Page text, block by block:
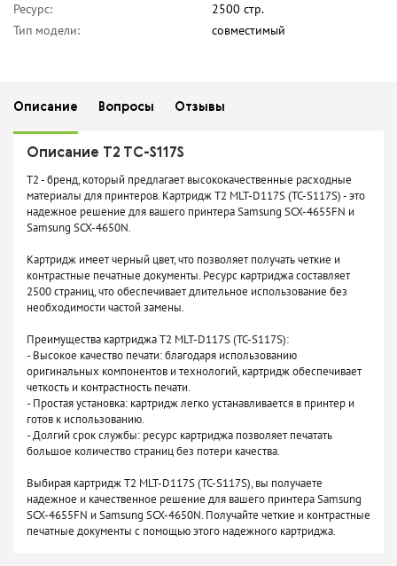
Ресурс:
2500 стр.
Тип модели:
совместимый
Описание Вопросы Отзывы
Описание T2 TC-S117S
T2 - бренд, который предлагает высококачественные расходные
материалы для принтеров. Картридж T2 MLT-D117S (TC-S117S) - это
надежное решение для вашего принтера Samsung SCX-4655FN и
Samsung SCX-4650N.
Картридж имеет черный цвет, что позволяет получать четкие и
контрастные печатные документы. Ресурс картриджа составляет
2500 страниц, что обеспечивает длительное использование без
необходимости частой замены.
Преимущества картриджа T2 MLT-D117S (TC-S117S):
- Высокое качество печати: благодаря использованию
оригинальных компонентов и технологий, картридж обеспечивает
четкость и контрастность печати.
- Простая установка: картридж легко устанавливается в принтер и
готов к использованию.
- Долгий срок службы: ресурс картриджа позволяет печатать
большое количество страниц без потери качества.
Выбирая картридж T2 MLT-D117S (TC-S117S), вы получаете
надежное и качественное решение для вашего принтера Samsung
SCX-4655FN и Samsung SCX-4650N. Получайте четкие и контрастные
печатные документы с помощью этого надежного картриджа.